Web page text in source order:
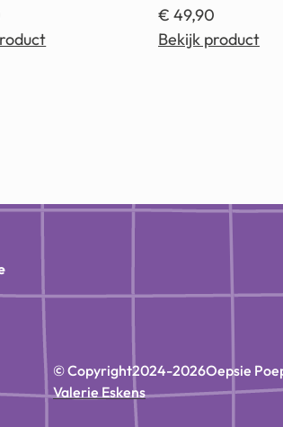
€ 49,90
Bekijk product
© Copyright2024-2026Oepsie
Valerie Eskens